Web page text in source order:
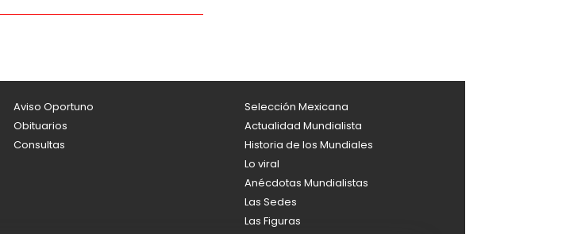
Aviso Oportuno
Obituarios
Consultas
Selección Mexicana
Actualidad Mundialista
Historia de los Mundiales
Lo viral
Anécdotas Mundialistas
Las Sedes
Las Figuras